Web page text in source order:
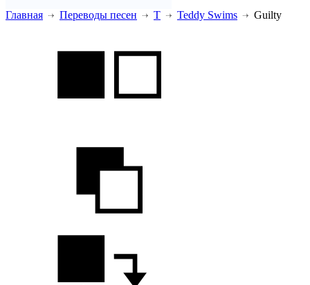
Главная Переводы песен T Teddy Swims Guilty